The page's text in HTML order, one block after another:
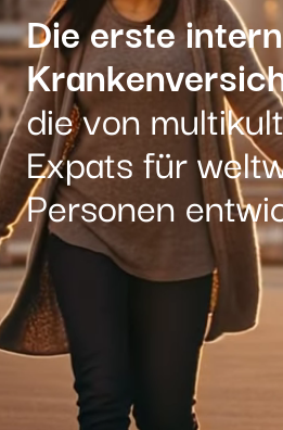
Die erste
die von
Expats für
Personen